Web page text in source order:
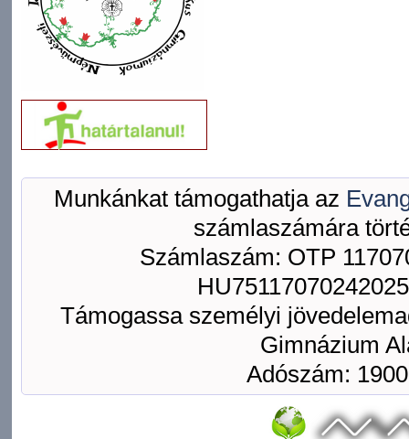
Munkánkat támogathatja az
számlaszámára
Számlaszám: OTP
Támogassa személyi
Gimnázium
Adószám: